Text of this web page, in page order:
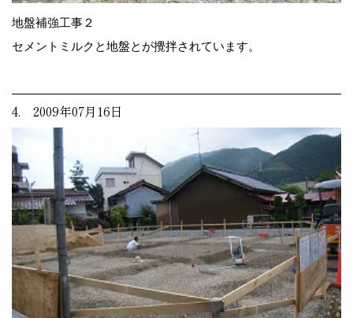
地盤補強工事２
セメントミルクと地盤とが攪拌されています。
4. 2009年07月16日